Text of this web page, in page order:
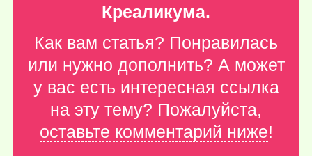
Креаликума.
Как вам статья? Понравилась
или нужно дополнить? А может
у вас есть интересная ссылка
на эту тему? Пожалуйста,
оставьте комментарий ниже!